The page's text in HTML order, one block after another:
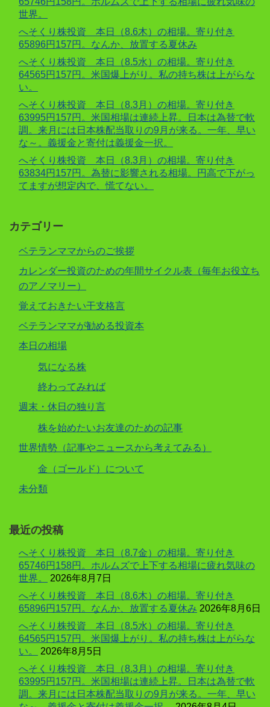
世界。
へそくり株投資 本日（8.6木）の相場。寄り付き
65896円157円。なんか、放置する夏休み
へそくり株投資 本日（8.5水）の相場。寄り付き
64565円157円。米国爆上がり。私の持ち株は上がらな
い。
へそくり株投資 本日（8.3月）の相場。寄り付き
63995円157円。米国相場は連続上昇。日本は為替で軟
調。来月には日本株配当取りの9月が来る。一年、早い
な～。義援金と寄付は義援金一択。
へそくり株投資 本日（8.3月）の相場。寄り付き
63834円157円。為替に影響される相場。円高で下がっ
てますが想定内で、慌てない。
カテゴリー
ベテランママからのご挨拶
カレンダー投資のための年間サイクル表（毎年お役立ち
のアノマリー）
覚えておきたい干支格言
ベテランママが勧める投資本
本日の相場
気になる株
終わってみれば
週末・休日の独り言
株を始めたいお友達のための記事
世界情勢（記事やニュースから考えてみる）
金（ゴールド）について
未分類
最近の投稿
へそくり株投資 本日（8.7金）の相場。寄り付き
65746円158円。ホルムズで上下する相場に疲れ気味の
世界。
2026年8月7日
へそくり株投資 本日（8.6木）の相場。寄り付き
65896円157円。なんか、放置する夏休み 2026年8月6日
へそくり株投資 本日（8.5水）の相場。寄り付き
64565円157円。米国爆上がり。私の持ち株は上がらな
い。
2026年8月5日
へそくり株投資 本日（8.3月）の相場。寄り付き
63995円157円。米国相場は連続上昇。日本は為替で軟
調。来月には日本株配当取りの9月が来る。一年、早い